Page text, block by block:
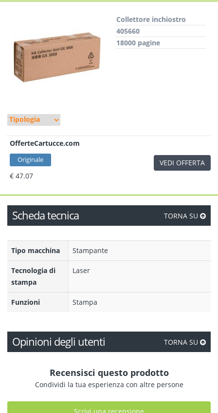
Collettore inchiostro
405660
18000 pagine
OfferteCartucce.com
Originale
€ 47.07
VEDI OFFERTA
Scheda tecnica TORNA SU
Tipo macchina Stampante
Tecnologia di
stampa
Laser
Funzioni Stampa
Opinioni degli utenti TORNA SU
Recensisci questo prodotto
Condividi la tua esperienza con altre persone